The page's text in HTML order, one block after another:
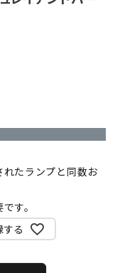
たランプと同数お
す。
る